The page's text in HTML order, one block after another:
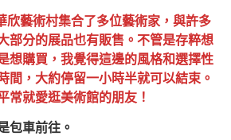
欣藝術村集合了多位藝術家，與許多
部分的展品也有販售。不管是存粹想
想購買，我覺得這邊的風格和選擇性
間，大約停留一小時半就可以結束。
常就愛逛美術館的朋友！
包車前往。